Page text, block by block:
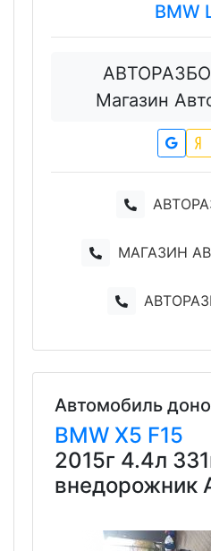
BMW
Магазин
МАГАЗИН
Автомобиль
BMW X5 F15
2015г 4.4л
внедорожник